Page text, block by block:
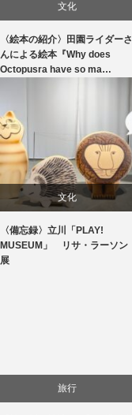
文化
〈絵本の紹介〉田園ライダーさ
んによる絵本『Why does
Octopusra have so ma…
文化
美術展・美術館・博物館巡り
〈備忘録〉立川「PLAY!
MUSEUM」 リサ・ラーソン
展
旅行